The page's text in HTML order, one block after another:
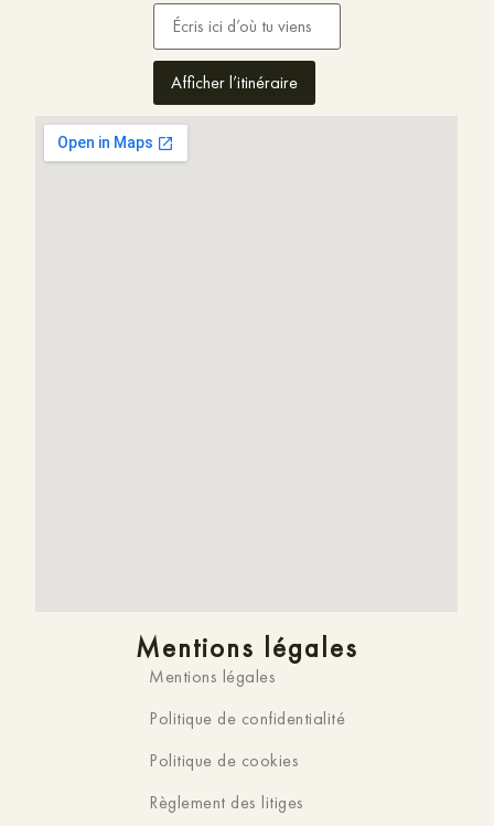
Mentions légales
Mentions légales
Politique de confidentialité
Politique de cookies
Règlement des litiges